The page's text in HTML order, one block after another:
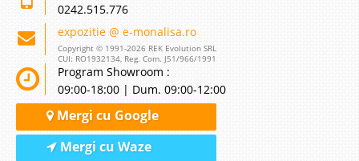
0242.515.776
expozitie @ e-monalisa.ro
Copyright © 1991-2026 REK Evolution SRL
CUI: RO1932134, Reg. Com. J51/966/1991
Program Showroom :
09:00-18:00 | Dum. 09:00-12:00
Mergi cu Google
Mergi cu Waze